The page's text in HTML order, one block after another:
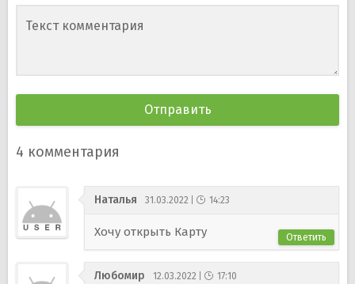
Текст комментария
4 комментария
Наталья 31.03.2022 14:23
Хочу открыть Карту Ответить
Любомир 12.03.2022 17:10